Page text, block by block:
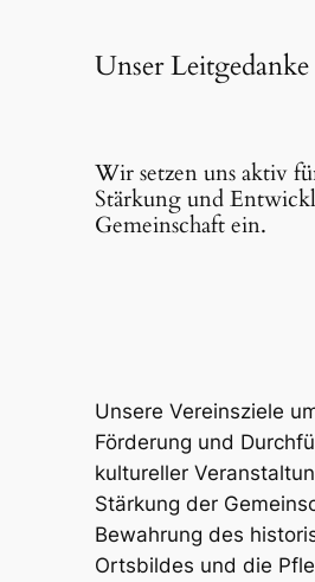
Unser Leitgedanke
Wir setzen uns aktiv
Stärkung und
Gemeinschaft ein.
Unsere Vereinsziele
Förderung und
kultureller
Stärkung der
Bewahrung des
Ortsbildes und die